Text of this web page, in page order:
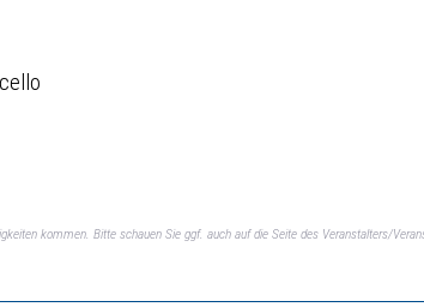
kommen. Bitte schauen Sie ggf. auch auf die Seite des Veranstalters/